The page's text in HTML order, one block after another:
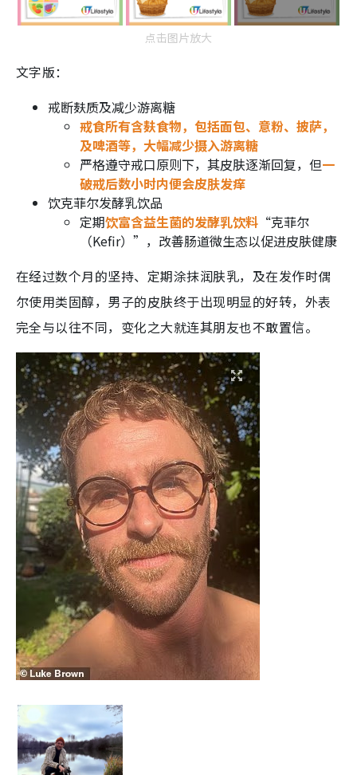
点击图片放大
文字版：
戒断麸质及减少游离糖
戒食所有含麸食物，包括面包、意粉、披萨，
及啤酒等，大幅减少摄入游离糖
严格遵守戒口原则下，其皮肤逐渐回复，但一
破戒后数小时内便会皮肤发痒
饮克菲尔发酵乳饮品
定期饮富含益生菌的发酵乳饮料 “克菲尔
（Kefir）”，改善肠道微生态以促进皮肤健康
在经过数个月的坚持、定期涂抹润肤乳，及在发作时偶
尔使用类固醇，男子的皮肤终于出现明显的好转，外表
完全与以往不同，变化之大就连其朋友也不敢置信。